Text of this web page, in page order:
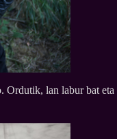
Ordutik, lan labur bat eta